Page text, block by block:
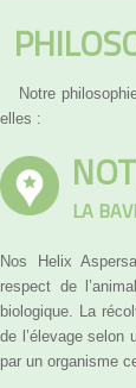
Notre
elles :
LA
Nos Helix
respect de
biologique. La
de l’élevage selon
par un organisme